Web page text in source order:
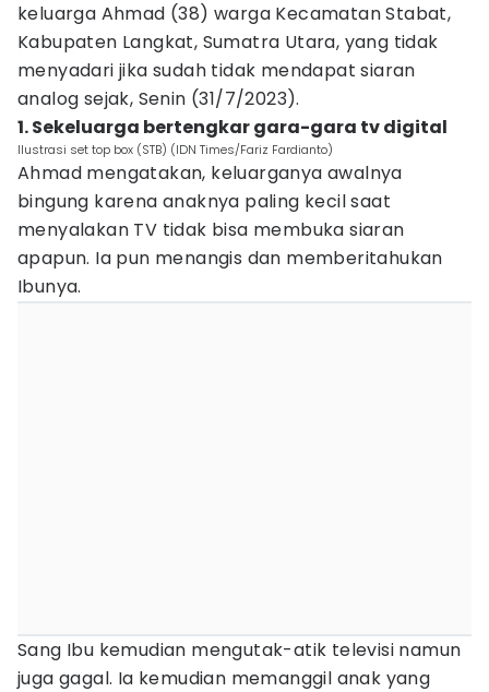
keluarga Ahmad (38) warga Kecamatan Stabat,
Kabupaten Langkat, Sumatra Utara, yang tidak
menyadari jika sudah tidak mendapat siaran
analog sejak, Senin (31/7/2023).
1. Sekeluarga bertengkar gara-gara tv digital
Ilustrasi set top box (STB) (IDN Times/Fariz Fardianto)
Ahmad mengatakan, keluarganya awalnya
bingung karena anaknya paling kecil saat
menyalakan TV tidak bisa membuka siaran
apapun. Ia pun menangis dan memberitahukan
Ibunya.
Sang Ibu kemudian mengutak-atik televisi namun
juga gagal. Ia kemudian memanggil anak yang